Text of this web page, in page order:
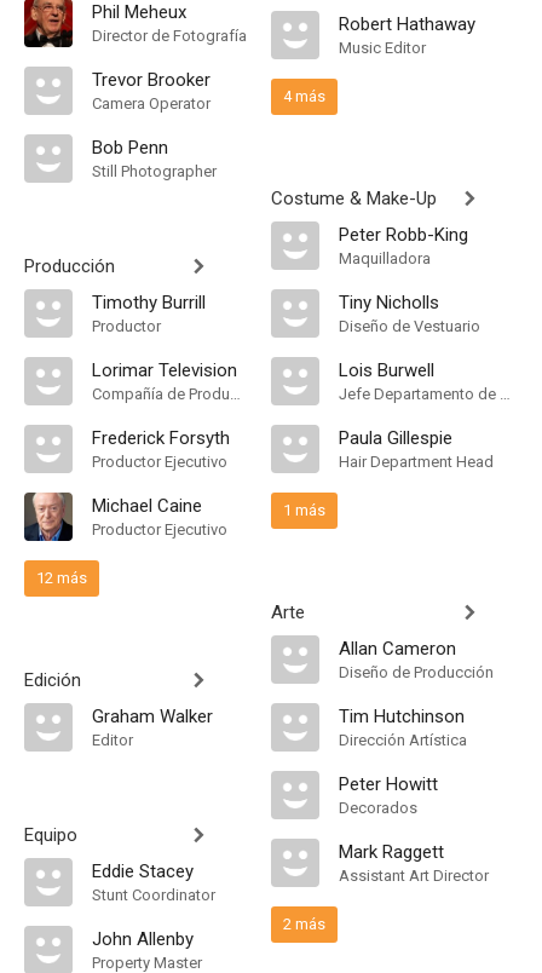
Phil Meheux
Director de Fotografía
Trevor Brooker
Camera Operator
Bob Penn
Still Photographer
Producción
Timothy Burrill
Productor
Lorimar Television
Compañía de Produccion
Frederick Forsyth
Productor Ejecutivo
Michael Caine
Productor Ejecutivo
12 más
Edición
Graham Walker
Editor
Equipo
Eddie Stacey
Stunt Coordinator
John Allenby
Property Master
Robert Hathaway
Music Editor
4 más
Costume & Make-Up
Peter Robb-King
Maquilladora
Tiny Nicholls
Diseño de Vestuario
Lois Burwell
Jefe Departamento de Maquillaje
Paula Gillespie
Hair Department Head
1 más
Arte
Allan Cameron
Diseño de Producción
Tim Hutchinson
Dirección Artística
Peter Howitt
Decorados
Mark Raggett
Assistant Art Director
2 más